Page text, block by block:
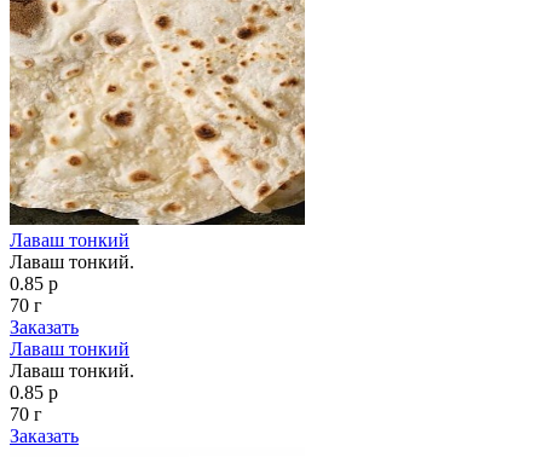
Лаваш тонкий
Лаваш тонкий.
0.85 р
70 г
Заказать
Лаваш тонкий
Лаваш тонкий.
0.85 р
70 г
Заказать